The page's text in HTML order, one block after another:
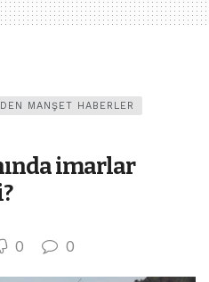
MANŞET HABERLER
imarlar
0 0